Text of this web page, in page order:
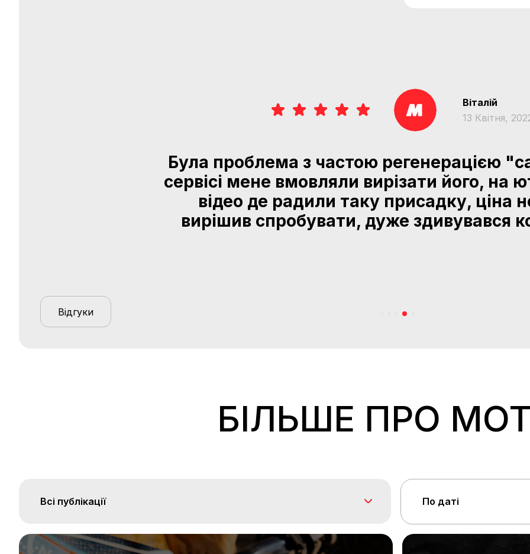
Віталій
13 Квітня,
Була проблема з частою регенерацією
сервісі мене вмовляли вирізати його, на
відео де радили таку присадку, ціна
вирішив спробувати, дуже здивувався
Відгуки
БІЛЬШЕ ПРО
Всі публікації По даті